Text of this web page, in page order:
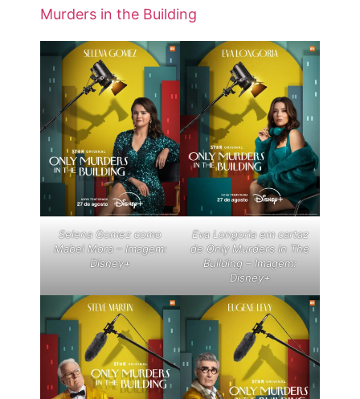
Murders in the Building
Selena Gomez como
Mabel Mora – Imagem:
Disney+
Eva Longoria em cartaz
de Only Murders In The
Building – Imagem:
Disney+